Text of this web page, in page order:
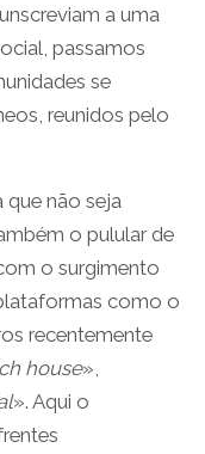
a uma
passamos
se
reunidos pelo
que não seja
o pulular de
o surgimento
como o
recentemente
house»,
». Aqui o